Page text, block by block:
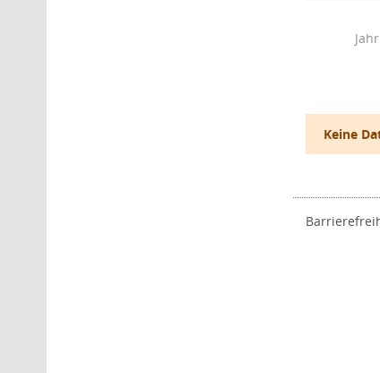
Jahr
Keine